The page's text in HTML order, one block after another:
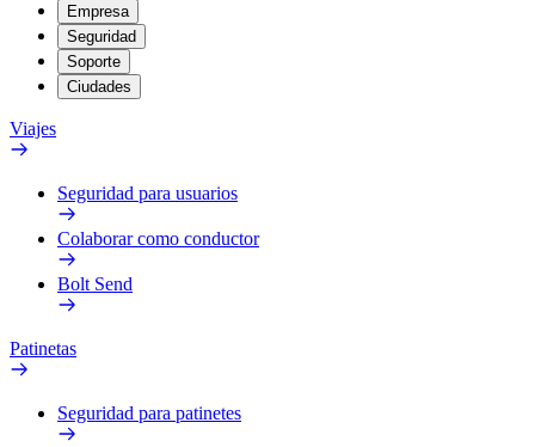
Empresa
Seguridad
Soporte
Ciudades
Viajes
Seguridad para usuarios
Colaborar como conductor
Bolt Send
Patinetas
Seguridad para patinetes